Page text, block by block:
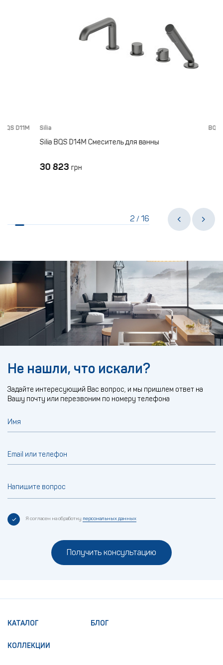
Silia BQS D14M
Silia BQS D14M Смеситель для ванны
30 823 грн
2 /16
Не нашли, что искали?
Задайте интересующий Вас вопрос, и мы пришлем ответ на
Вашу почту или перезвоним по номеру телефона
Имя
Email или телефон
Напишите вопрос
Я согласен на обработку персональных данных
Получить консультацию
КАТАЛОГ
КОЛЛЕКЦИИ
БЛОГ